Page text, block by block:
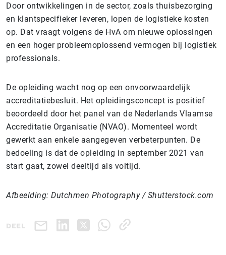
Door ontwikkelingen in de sector, zoals thuisbezorging
en klantspecifieker leveren, lopen de logistieke kosten
op. Dat vraagt volgens de HvA om nieuwe oplossingen
en een hoger probleemoplossend vermogen bij logistiek
professionals.
De opleiding wacht nog op een onvoorwaardelijk
accreditatiebesluit. Het opleidingsconcept is positief
beoordeeld door het panel van de Nederlands Vlaamse
Accreditatie Organisatie (NVAO). Momenteel wordt
gewerkt aan enkele aangegeven verbeterpunten. De
bedoeling is dat de opleiding in september 2021 van
start gaat, zowel deeltijd als voltijd.
Afbeelding: Dutchmen Photography / Shutterstock.com
DEEL